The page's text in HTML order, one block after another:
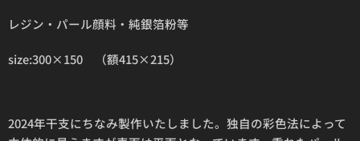
レジン・パール顔料・純銀箔粉等
size:300×150 （額415×215）
2024年干支にちなみ製作いたしました。独自の彩色法によって